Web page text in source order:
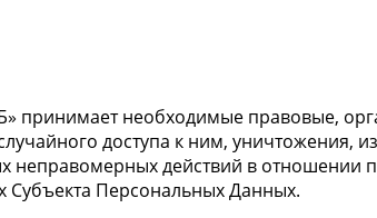
принимает необходимые правовые,
доступа к ним, уничтожения,
неправомерных действий в отношении
Субъекта Персональных Данных.